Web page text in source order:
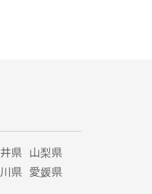
県 山梨県
県 愛媛県